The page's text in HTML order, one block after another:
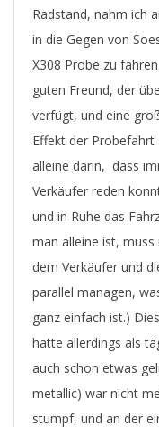
Radstand, nahm ich
in die Gegen von
X308 Probe zu
guten Freund, der
verfügt, und eine
Effekt der
alleine darin, dass
Verkäufer reden
und in Ruhe das
man alleine ist,
dem Verkäufer und
parallel managen,
ganz einfach ist.)
hatte allerdings als
auch schon etwas
metallic) war nicht
stumpf, und an der